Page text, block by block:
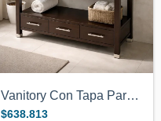
Vanitory Con Tapa Para Bacha De Apoyo 1....
$638.813